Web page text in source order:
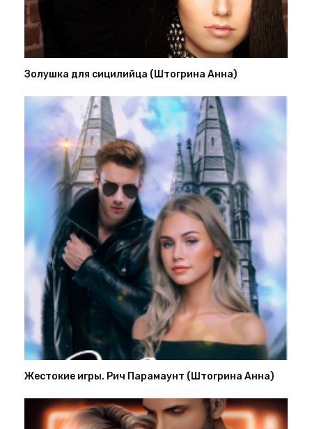
Золушка для сицилийца (Штогрина Анна)
Жестокие игры. Рич Парамаунт (Штогрина Анна)